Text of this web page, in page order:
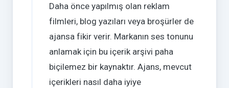
Daha önce yapılmış olan reklam
filmleri, blog yazıları veya broşürler de
ajansa fikir verir. Markanın ses tonunu
anlamak için bu içerik arşivi paha
biçilemez bir kaynaktır. Ajans, mevcut
içerikleri nasıl daha iyiye